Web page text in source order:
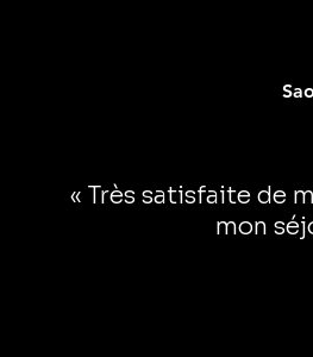
« Très satisfaite de
mon